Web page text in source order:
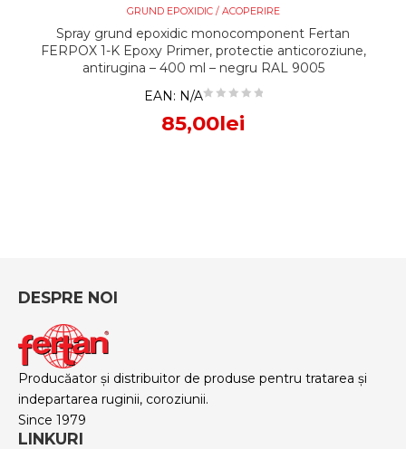
GRUND EPOXIDIC / ACOPERIRE
Spray grund epoxidic monocomponent Fertan
FERPOX 1-K Epoxy Primer, protectie anticoroziune,
antirugina – 400 ml – negru RAL 9005
EAN: N/A
85,00lei
DESPRE NOI
Producăator și distribuitor de produse pentru tratarea și
indepartarea ruginii, coroziunii.
Since 1979
LINKURI